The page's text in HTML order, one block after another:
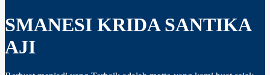
SMANESI KRIDA SANTIKA
AJI